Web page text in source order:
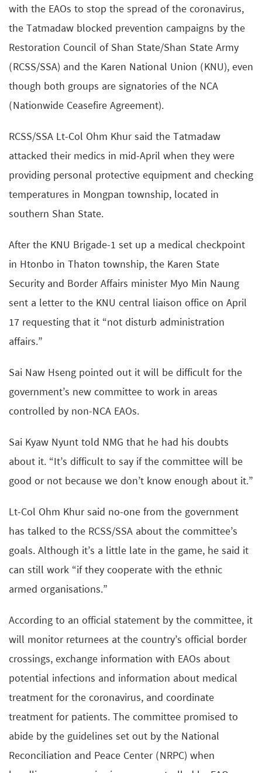
with the EAOs to stop the spread of the coronavirus,
the Tatmadaw blocked prevention campaigns by the
Restoration Council of Shan State/Shan State Army
(RCSS/SSA) and the Karen National Union (KNU), even
though both groups are signatories of the NCA
(Nationwide Ceasefire Agreement).
RCSS/SSA Lt-Col Ohm Khur said the Tatmadaw
attacked their medics in mid-April when they were
providing personal protective equipment and checking
temperatures in Mongpan township, located in
southern Shan State.
After the KNU Brigade-1 set up a medical checkpoint
in Htonbo in Thaton township, the Karen State
Security and Border Affairs minister Myo Min Naung
sent a letter to the KNU central liaison office on April
17 requesting that it “not disturb administration
affairs.”
Sai Naw Hseng pointed out it will be difficult for the
government’s new committee to work in areas
controlled by non-NCA EAOs.
Sai Kyaw Nyunt told NMG that he had his doubts
about it. “It’s difficult to say if the committee will be
good or not because we don’t know enough about it.”
Lt-Col Ohm Khur said no-one from the government
has talked to the RCSS/SSA about the committee’s
goals. Although it’s a little late in the game, he said it
can still work “if they cooperate with the ethnic
armed organisations.”
According to an official statement by the committee, it
will monitor returnees at the country’s official border
crossings, exchange information with EAOs about
potential infections and information about medical
treatment for the coronavirus, and coordinate
treatment for patients. The committee promised to
abide by the guidelines set out by the National
Reconciliation and Peace Center (NRPC) when